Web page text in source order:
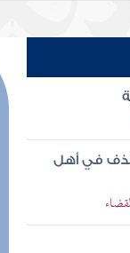
في أهل